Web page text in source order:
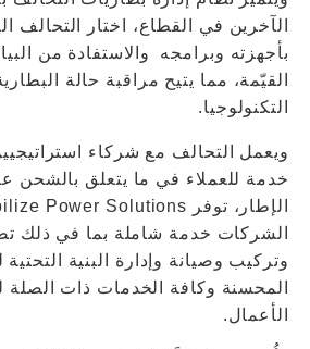
الآخرين في القطاع، اختار التحالف
بأجهزته وبرامجه والاستفادة من
القيّمة، مما يتيح مراقبة حالة
التكنولوجيا.
ويعمل التحالف مع شركاء
خدمة للعملاء في ما يتعلق بالشحن
الشركات خدمة شاملة بما في ذلك
وتركيب وصيانة وإدارة البنية
المحسنة وكافة الخدمات ذات الصلة
الأعمال.